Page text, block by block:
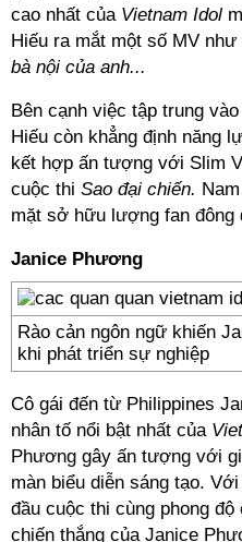
cao nhất của Vietnam Idol
Hiếu ra mắt một số MV như
bà nội của anh...
Bên cạnh việc tập trung
Hiếu còn khẳng định năng
kết hợp ấn tượng với Slim
cuộc thi Sao đại chiến.
mặt sở hữu lượng fan đông
Janice Phương
Rào cản ngôn ngữ khiến
khi phát triển sự nghiệp
Cô gái đến từ Philippines
nhân tố nổi bật nhất của
Phương gây ấn tượng với
màn biểu diễn sáng tạo.
đầu cuộc thi cùng phong
chiến thắng của Janice